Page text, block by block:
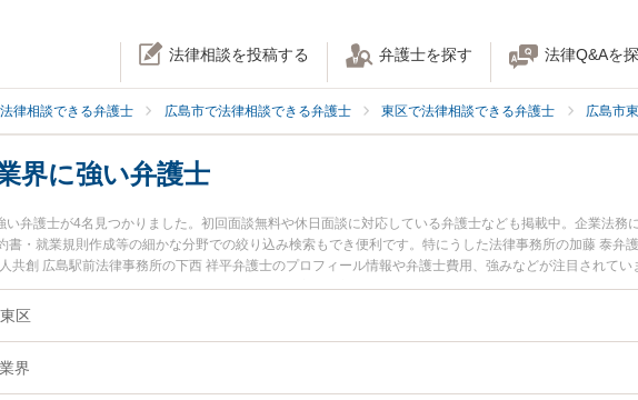
法律相談を投稿する 弁護士を探す 法律Q&Aを
律相談できる弁護士 広島市で法律相談できる弁護士 東区で法律相談できる弁護士 広島市
界に強い弁護士
い弁護士が4名見つかりました。初回面談無料や休日面談に対応している弁護士なども掲載中。企業法務
書・就業規則作成等の細かな分野での絞り込み検索もでき便利です。特にうした法律事務所の加藤 泰弁
共創 広島駅前法律事務所の下西 祥平弁護士のプロフィール情報や弁護士費用、強みなどが注目されて
弁護士に相談したい』『IT業界のトラブル解決の実績豊富な近くの弁護士を検索したい』『初回相談無
でお困りの相談者さんにおすすめです。
区
界